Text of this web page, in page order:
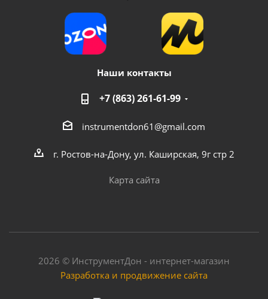
Наши контакты
+7 (863) 261-61-99
instrumentdon61@gmail.com
г. Ростов-на-Дону, ул. Каширская, 9г стр 2
Карта сайта
2026 © ИнструментДон - интернет-магазин
Разработка и продвижение сайта